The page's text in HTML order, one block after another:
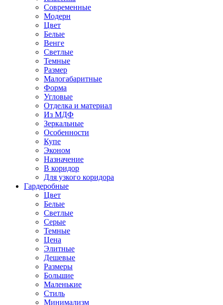
Современные
Модерн
Цвет
Белые
Венге
Светлые
Темные
Размер
Малогабаритные
Форма
Угловые
Отделка и материал
Из МДФ
Зеркальные
Особенности
Купе
Эконом
Назначение
В коридор
Для узкого коридора
Гардеробные
Цвет
Белые
Светлые
Серые
Темные
Цена
Элитные
Дешевые
Размеры
Большие
Маленькие
Стиль
Минимализм